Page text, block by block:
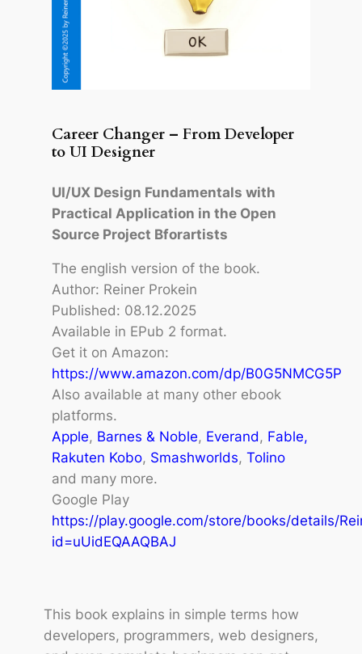
Career Changer – From Developer
to UI Designer
UI/UX Design Fundamentals with
Practical Application in the Open
Source Project Bforartists
The english version of the book.
Author: Reiner Prokein
Published: 08.12.2025
Available in EPub 2 format.
Get it on Amazon:
https://www.amazon.com/dp/B0G5NMCG5P
Also available at many other ebook
platforms.
Apple, Barnes & Noble, Everand, Fable,
Rakuten Kobo, Smashworlds, Tolino
and many more.
Google Play
https://play.google.com/store/books/details/
id=uUidEQAAQBAJ
This book explains in simple terms how
developers, programmers, web designers,